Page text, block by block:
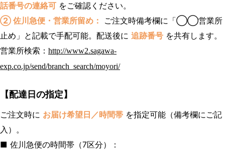
話番号の連絡可 をご確認ください。
② 佐川急便・営業所留め：
ご注文時備考欄に「◯◯営業所
止め」と記載で手配可能。配送後に 追跡番号 を共有します。
営業所検索： http://www2.sagawa-
exp.co.jp/send/branch_search/moyori/
【配達日の指定】
ご注文時に お届け希望日／時間帯 を指定可能（備考欄にご記
入）。
■ 佐川急便の時間帯（7区分）：